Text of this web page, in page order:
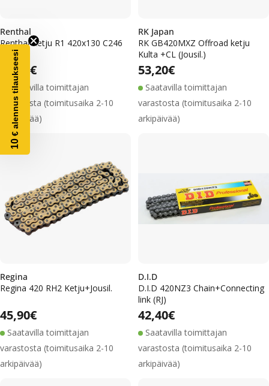
Renthal
Renthal Ketju R1 420x130 C246
Normaalihinta
51,70€
Saatavilla toimittajan
varastosta (toimitusaika 2-10
arkipäivää)
RK Japan
RK GB420MXZ Offroad ketju
Kulta +CL (Jousil.)
Normaalihinta
53,20€
Saatavilla toimittajan
varastosta (toimitusaika 2-10
arkipäivää)
Regina
Regina 420 RH2 Ketju+Jousil.
Normaalihinta
45,90€
Saatavilla toimittajan
varastosta (toimitusaika 2-10
arkipäivää)
D.I.D
D.I.D 420NZ3 Chain+Connecting
link (RJ)
Normaalihinta
42,40€
Saatavilla toimittajan
varastosta (toimitusaika 2-10
arkipäivää)
10
€ alennus tilaukseesi